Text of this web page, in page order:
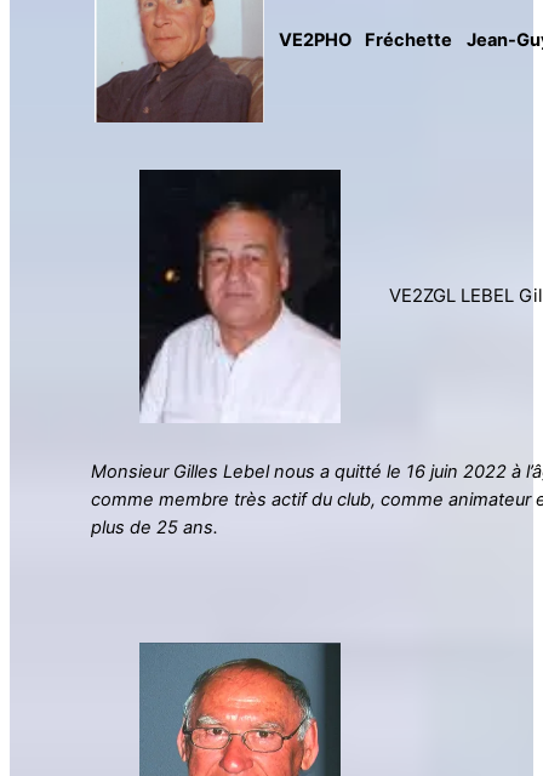
VE2PHO Fréchette Jean-
VE2ZGL LEBEL
Monsieur Gilles Lebel nous a quitté le 16 juin 2022 à
comme membre très actif du club, comme
plus de 25 ans.